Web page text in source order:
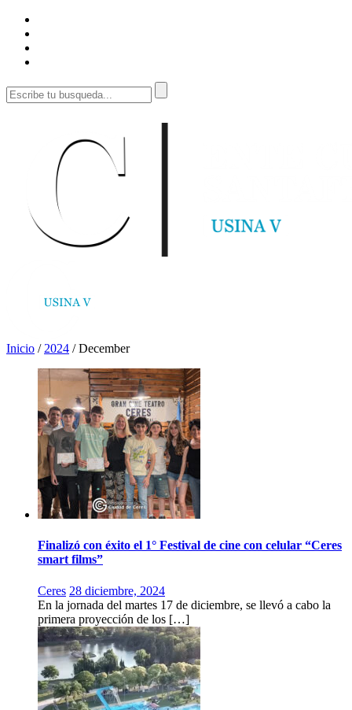
Inicio / 2024 /December
Finalizó con éxito el 1° Festival de cine con celular “Ceres
smart films”
Ceres 28 diciembre, 2024
En la jornada del martes 17 de diciembre, se llevó a cabo la
primera proyección de los […]